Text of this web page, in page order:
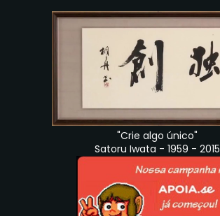
"Crie algo único"
Satoru Iwata - 1959 - 2015